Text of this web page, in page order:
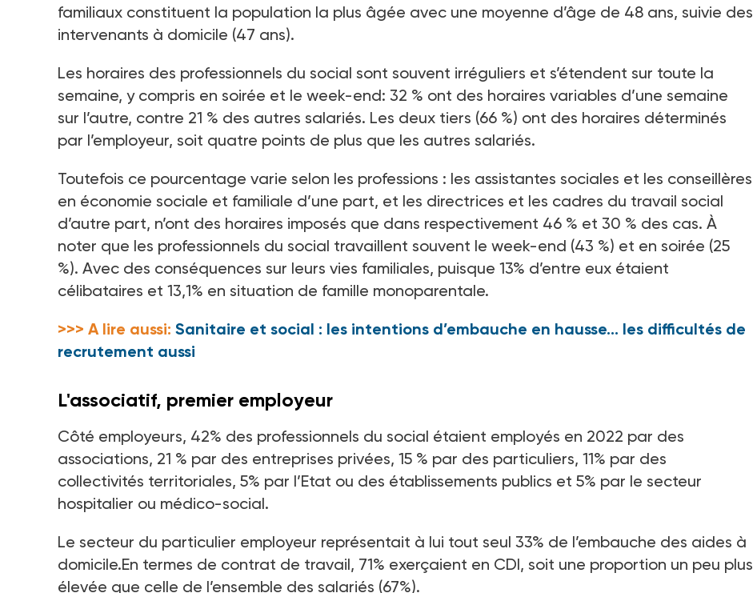
familiaux constituent la population la plus âgée avec une moyenne d’âge de 48 ans, suivie des
intervenants à domicile (47 ans).
Les horaires des professionnels du social sont souvent irréguliers et s’étendent sur toute la
semaine, y compris en soirée et le week-end: 32 % ont des horaires variables d’une semaine
sur l’autre, contre 21 % des autres salariés. Les deux tiers (66 %) ont des horaires déterminés
par l’employeur, soit quatre points de plus que les autres salariés.
Toutefois ce pourcentage varie selon les professions : les assistantes sociales et les conseillères
en économie sociale et familiale d’une part, et les directrices et les cadres du travail social
d’autre part, n’ont des horaires imposés que dans respectivement 46 % et 30 % des cas. À
noter que les professionnels du social travaillent souvent le week-end (43 %) et en soirée (25
%). Avec des conséquences sur leurs vies familiales, puisque 13% d’entre eux étaient
célibataires et 13,1% en situation de famille monoparentale.
>>> A lire aussi: Sanitaire et social : les intentions d’embauche en hausse… les difficultés de
recrutement aussi
L'associatif, premier employeur
Côté employeurs, 42% des professionnels du social étaient employés en 2022 par des
associations, 21 % par des entreprises privées, 15 % par des particuliers, 11% par des
collectivités territoriales, 5% par l’Etat ou des établissements publics et 5% par le secteur
hospitalier ou médico-social.
Le secteur du particulier employeur représentait à lui tout seul 33% de l’embauche des aides à
domicile.En termes de contrat de travail, 71% exerçaient en CDI, soit une proportion un peu plus
élevée que celle de l’ensemble des salariés (67%).